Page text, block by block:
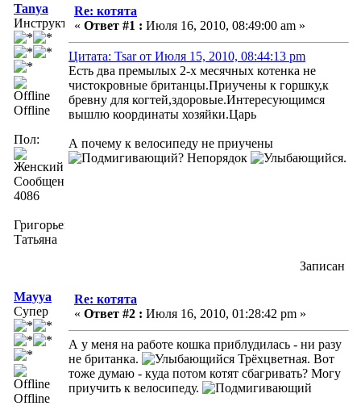
Tanya
Инструктор
Offline
Пол:
Сообщений:
4086
Григорьева
Татьяна
Re: котята
« Ответ #1 : Июля 16, 2010, 08:49:00 am »
Цитата: Tsar от Июля 15, 2010, 08:44:13 pm
Есть два премылых 2-х месячных котенка не
чистокровные британцы.Приучены к горшку,к
бревну для когтей,здоровые.Интересующимся
вышлю координаты хозяйки.Царь
А почему к велосипеду не приучены
? Непорядок
.
Записан
Mayya
Супер
Offline
Re: котята
« Ответ #2 : Июля 16, 2010, 01:28:42 pm »
А у меня на работе кошка приблудилась - ни разу
не британка.
Трёхцветная. Вот
тоже думаю - куда потом котят сбагривать? Могу
приучить к велосипеду.